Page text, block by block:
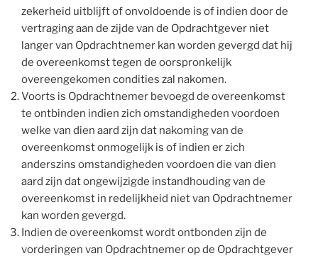
zekerheid uitblijft of onvoldoende is of indien door de
vertraging aan de zijde van de Opdrachtgever niet
langer van Opdrachtnemer kan worden gevergd dat hij
de overeenkomst tegen de oorspronkelijk
overeengekomen condities zal nakomen.
Voorts is Opdrachtnemer bevoegd de overeenkomst
te ontbinden indien zich omstandigheden voordoen
welke van dien aard zijn dat nakoming van de
overeenkomst onmogelijk is of indien er zich
anderszins omstandigheden voordoen die van dien
aard zijn dat ongewijzigde instandhouding van de
overeenkomst in redelijkheid niet van Opdrachtnemer
kan worden gevergd.
Indien de overeenkomst wordt ontbonden zijn de
vorderingen van Opdrachtnemer op de Opdrachtgever